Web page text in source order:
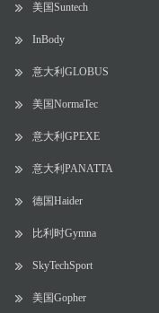
美国Suntech
InBody
意大利GLOBUS
美国NormaTec
意大利GPEXE
意大利PANATTA
德国Haider
比利时Gymna
SkyTechSport
美国Gopher